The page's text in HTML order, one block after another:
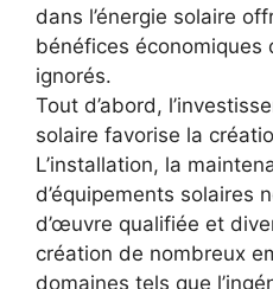
dans l’énergie ⁢solaire
bénéfices économiques
ignorés.
Tout d’abord,
solaire favorise la
L’installation,‌ la
d’équipements solaires
d’œuvre qualifiée ​et
création de nombreux
domaines tels que